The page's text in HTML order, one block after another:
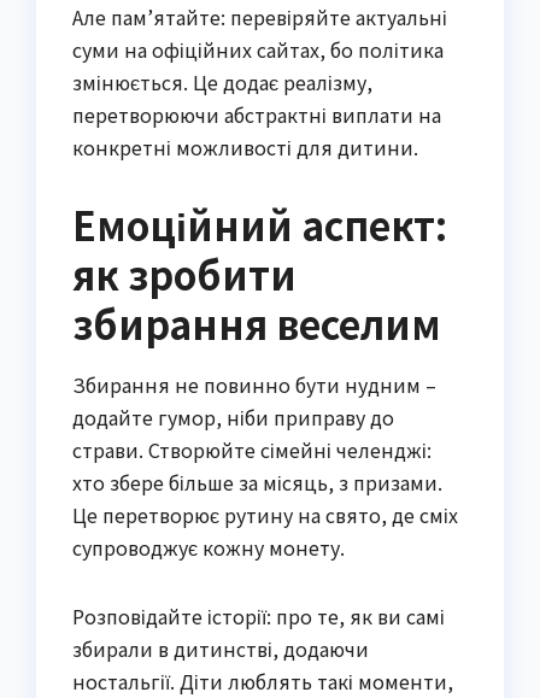
Але пам’ятайте: перевіряйте актуальні
суми на офіційних сайтах, бо політика
змінюється. Це додає реалізму,
перетворюючи абстрактні виплати на
конкретні можливості для дитини.
Емоційний аспект:
як зробити
збирання веселим
Збирання не повинно бути нудним –
додайте гумор, ніби приправу до
страви. Створюйте сімейні челенджі:
хто збере більше за місяць, з призами.
Це перетворює рутину на свято, де сміх
супроводжує кожну монету.
Розповідайте історії: про те, як ви самі
збирали в дитинстві, додаючи
ностальгії. Діти люблять такі моменти,